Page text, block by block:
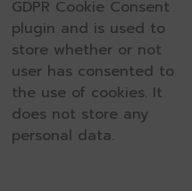
GDPR Cookie Consent
plugin and is used to
store whether or not
user has consented to
the use of cookies. It
does not store any
personal data.